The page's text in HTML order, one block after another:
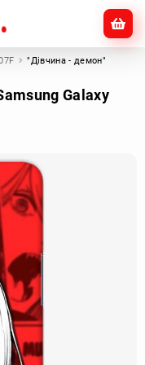
"Дівчина - демон"
Galaxy